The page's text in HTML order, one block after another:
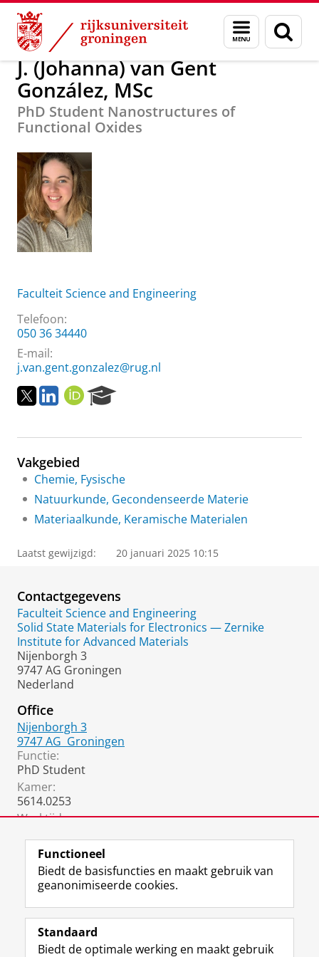
Skip
Content
Skip
Navigation
Menu
en
zoeken
Over ons J. (Johanna) van Gent González, MSc
J. (Johanna) van Gent
González, MSc
PhD Student Nanostructures of
Functional Oxides
Faculteit Science and Engineering
Telefoon:
050 36 34440
E-mail:
j.van.gent.gonzalez@rug.nl
T
w
t
e
r
L
i
k
d
I
O
R
I
e
c
h
P
o
t
Vakgebied
Chemie, Fysische
Natuurkunde, Gecondenseerde Materie
Materiaalkunde, Keramische Materialen
Laatst gewijzigd: 20 januari 2025 10:15
Contactgegevens
Faculteit Science and Engineering
Solid State Materials for Electronics — Zernike
Institute for Advanced Materials
Nijenborgh 3
9747 AG Groningen
Nederland
Office
Nijenborgh 3
9747 AG Groningen
Functie:
PhD Student
Kamer:
5614.0253
Werktijden:
Volg de RUG
F
a
e
L
i
k
R
S
-
I
n
t
Y
o
T
Studiekiezers
Functioneel
Biedt de basisfuncties en maakt gebruik van
geanonimiseerde cookies.
Standaard
Biedt de optimale werking en maakt gebruik